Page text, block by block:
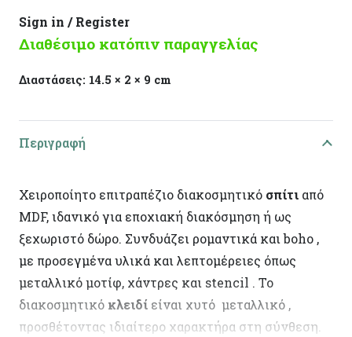
Sign in / Register
Διαθέσιμο κατόπιν παραγγελίας
Διαστάσεις: 14.5 × 2 × 9 cm
Περιγραφή
Χειροποίητο επιτραπέζιο διακοσμητικό σπίτι από
MDF, ιδανικό για εποχιακή διακόσμηση ή ως
ξεχωριστό δώρο. Συνδυάζει ρομαντικά και boho ,
με προσεγμένα υλικά και λεπτομέρειες όπως
μεταλλικό μοτίφ, χάντρες και stencil . Το
διακοσμητικό κλειδί είναι χυτό μεταλλικό ,
προσθέτοντας ιδιαίτερο χαρακτήρα στη σύνθεση.